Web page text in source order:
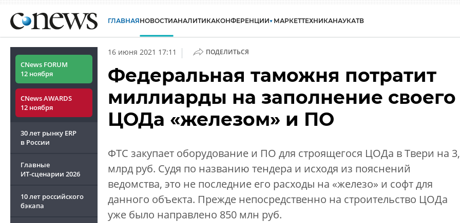
ГЛАВНАЯНОВОСТИАНАЛИТИКАКОНФЕРЕНЦИИ МАРКЕТТЕХНИКАНАУКАТВ
CNews FORUM
12 ноября
CNews AWARDS
12 ноября
30 лет рынку ERP
в России
Главные
ИТ-сценарии 2026
10 лет российского
бэкапа
16 июня 2021 17:11 | ПОДЕЛИТЬСЯ
Федеральная таможня потратит
миллиарды на заполнение своего
ЦОДа «железом» и ПО
ФТС закупает оборудование и ПО для строящегося ЦОДа в Твери на
млрд руб. Судя по названию тендера и исходя из пояснений
ведомства, это не последние его расходы на «железо» и софт для
данного объекта. Прежде непосредственно на строительство ЦОДа
уже было направлено 850 млн руб.